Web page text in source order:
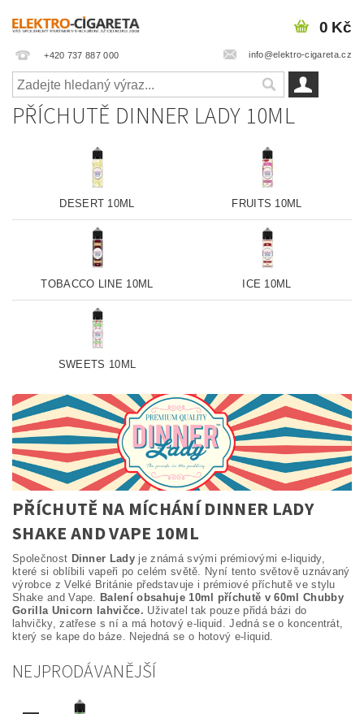
+420 737 887 000 info@elektro-cigareta.cz
0 Kč
PŘÍCHUTĚ DINNER LADY 10ML
DESERT 10ML FRUITS 10ML
TOBACCO LINE 10ML ICE 10ML
SWEETS 10ML
PŘÍCHUTĚ NA MÍCHÁNÍ DINNER LADY
SHAKE AND VAPE 10ML
Společnost Dinner Lady je známá svými prémiovými e-liquidy,
které si oblíbili vapeři po celém světě. Nyní tento světově uznávaný
výrobce z Velké Británie představuje i prémiové příchutě ve stylu
Shake and Vape.
Balení obsahuje 10ml příchutě v 60ml Chubby
Gorilla Unicorn lahvičce. Uživatel tak pouze přidá bázi do
lahvičky, zatřese s ní a má hotový e-liquid. Jedná se o koncentrát,
který se kape do báze. Nejedná se o hotový e-liquid.
NEJPRODÁVANĚJŠÍ